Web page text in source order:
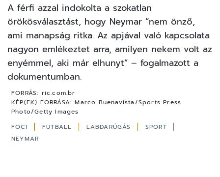
A férfi azzal indokolta a szokatlan
örökösválasztást, hogy Neymar “nem önző,
ami manapság ritka. Az apjával való kapcsolata
nagyon emlékeztet arra, amilyen nekem volt az
enyémmel, aki már elhunyt” – fogalmazott a
dokumentumban.
FORRÁS: ric.com.br
KÉP(EK) FORRÁSA: Marco Buenavista/Sports Press
Photo/Getty Images
FOCI
FUTBALL LABDARÚGÁS
SPORT
NEYMAR